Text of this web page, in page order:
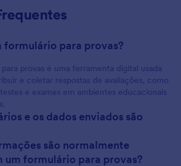
formulário para provas?
provas é uma ferramenta digital usada
e coletar respostas de avaliações, como
e exames em ambientes educacionais
e os dados enviados são
são normalmente
um formulário para provas?